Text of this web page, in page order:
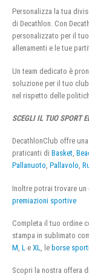
Personalizza la tua
di Decathlon. Con
personalizzato per il
allenamenti e le tue
Un team dedicato è
soluzione per il tuo
nel rispetto delle
SCEGLI IL TUO SPORT
DecathlonClub offre
praticanti di Basket,
Pallanuoto, Pallavolo,
Inoltre potrai trovare
premiazioni sportive
Completa il tuo ordine
stampa in sublimato
M L e XL , le borse
Scopri la nostra offera